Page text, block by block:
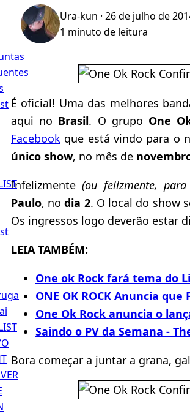
Ura-kun · 26 de julho de
1 minuto de leitura
É oficial! Uma das melhores
aqui no Brasil. O grupo One
Facebook que está vindo para o
único show, no mês de
Infelizmente (ou felizmente,
Paulo, nodia 2. O local do show
Os ingressos logo deverão estar
LEIA TAMBÉM:
One ok Rock fará tema do
ONE OK ROCK Anuncia
One Ok Rock anuncia o
Saindo o PV da Semana -
Bora começar a juntar a grana,